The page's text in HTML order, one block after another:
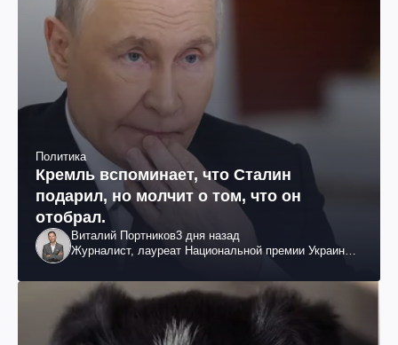
Политика
Кремль вспоминает, что Сталин
подарил, но молчит о том, что он
отобрал.
Виталий Портников3 дня назад
Журналист, лауреат Национальной премии Украины